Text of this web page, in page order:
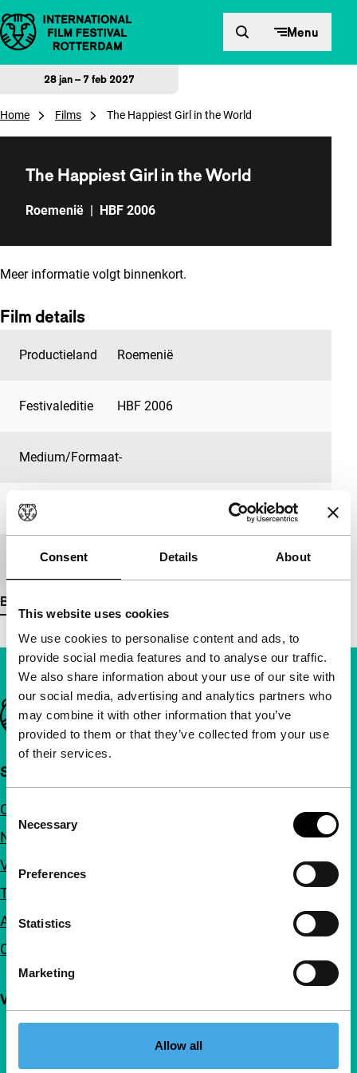
Consent Details About
This website uses cookies
We use cookies to personalise content and ads, to
provide social media features and to analyse our traffic.
We also share information about your use of our site with
our social media, advertising and analytics partners who
may combine it with other information that you’ve
provided to them or that they’ve collected from your use
of their services.
Consent
Selection
Necessary
Preferences
Statistics
Marketing
Allow all
Direct naar inhoud Menu
28 jan – 7 feb 2027
Home Films The Happiest Girl in the World
The Happiest Girl in the World
Roemenië | HBF 2006
Meer informatie volgt binnenkort.
Film details
Productieland Roemenië
Festivaleditie HBF 2006
Medium/Formaat-
Première status
Regisseur Radu Jude
Bekijk meer details
Belangrijke links
Snel naar
Over ons
Nieuwsbrieven
Veelgestelde vragen
Toegankelijkheid
Adverteren
Contact
Volg IFFR